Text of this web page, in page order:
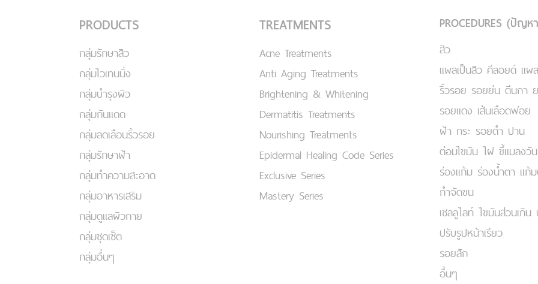
PRODUCTS
กลุ่มรักษาสิว
กลุ่มไวเทนนิ่ง
กลุ่มบำรุงผิว
กลุ่มกันแดด
กลุ่มลดเลือนริ้วรอย
กลุ่มรักษาฝ้า
กลุ่มทำความสะอาด
กลุ่มอาหารเสริม
กลุ่มดูแลผิวกาย
กลุ่มชุดเซ็ต
กลุ่มอื่นๆ
TREATMENTS
Acne Treatments
Anti Aging Treatments
Brightening & Whitening
Dermatitis Treatments
Nourishing Treatments
Epidermal Healing Code Series
Exclusive Series
Mastery Series
PROCEDURES (ปัญห
สิว
แผลเป็นสิว คีลอยด์ แผ
ริ้วรอย รอยย่น ตีนกา
รอยแดง เส้นเลือดฟอย
ฝ้า กระ รอยดำ ปาน
ต่อมไขมัน ไฝ ขี้แมลงวั
ร่องแก้ม ร่องน้ำตา แก้
กำจัดขน
เชลลูไลท์ ไขมันส่วนเกิน
ปรับรูปหน้าเรียว
รอยสัก
อื่นๆ